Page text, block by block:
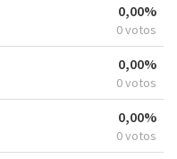
0,00%
0 votos
0,00%
0 votos
0,00%
0 votos